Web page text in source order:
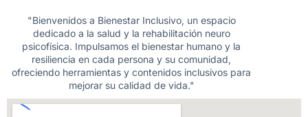
"Bienvenidos a Bienestar Inclusivo, un espacio
dedicado a la salud y la rehabilitación neuro
psicofísica. Impulsamos el bienestar humano y la
resiliencia en cada persona y su comunidad,
ofreciendo herramientas y contenidos inclusivos para
mejorar su calidad de vida."